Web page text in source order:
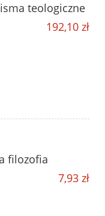
teologiczne
192,10 zł
filozofia
7,93 zł